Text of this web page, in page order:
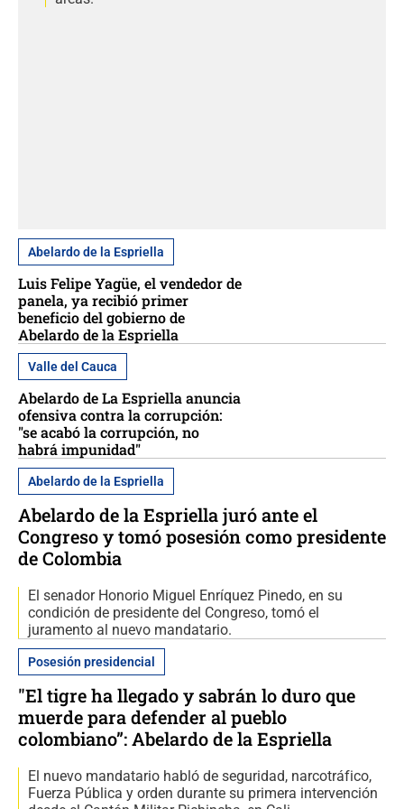
Abelardo de la Espriella
Luis Felipe Yagüe, el vendedor de
panela, ya recibió primer
beneficio del gobierno de
Abelardo de la Espriella
Valle del Cauca
Abelardo de La Espriella anuncia
ofensiva contra la corrupción:
"se acabó la corrupción, no
habrá impunidad"
Abelardo de la Espriella
Abelardo de la Espriella juró ante el
Congreso y tomó posesión como presidente
de Colombia
El senador Honorio Miguel Enríquez Pinedo, en su
condición de presidente del Congreso, tomó el
juramento al nuevo mandatario.
Posesión presidencial
"El tigre ha llegado y sabrán lo duro que
muerde para defender al pueblo
colombiano”: Abelardo de la Espriella
El nuevo mandatario habló de seguridad, narcotráfico,
Fuerza Pública y orden durante su primera intervención